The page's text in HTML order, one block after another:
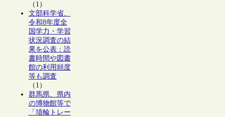
（1）
文部科学省、
令和8年度全
国学力・学習
状況調査の結
果を公表：読
書時間や図書
館の利用頻度
等も調査
（1）
群馬県、県内
の博物館等で
「埴輪トレー